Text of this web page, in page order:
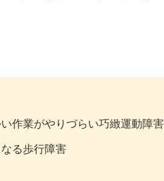
作業がやりづらい巧緻運動障害
る歩行障害